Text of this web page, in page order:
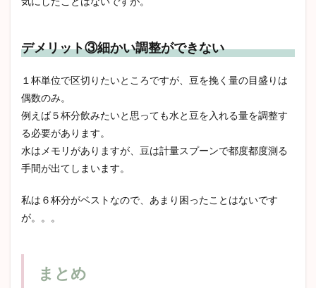
デメリット③細かい調整ができない
１杯単位で区切りたいところですが、豆を挽く量の目盛りは
偶数のみ。
例えば５杯分飲みたいと思っても水と豆を入れる量を調整す
る必要があります。
水はメモリがありますが、豆は計量スプーンで都度都度測る
手間が出てしまいます。
私は６杯分がベストなので、あまり困ったことはないです
が。。。
まとめ